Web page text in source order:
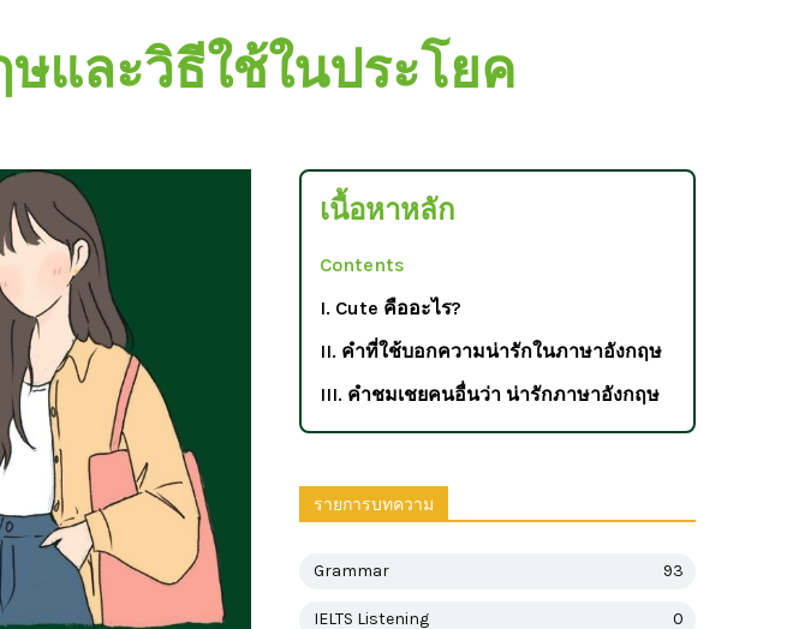
และวิธีใช้ในประโยค
เนื้อหาหลัก
Contents
I. Cute คืออะไร?
II. คำที่ใช้บอกความน่ารักในภาษาอังกฤษ
III. คำชมเชยคนอื่นว่า น่ารักภาษาอังกฤษ
รายการบทความ
Grammar 93
IELTS Listening 0